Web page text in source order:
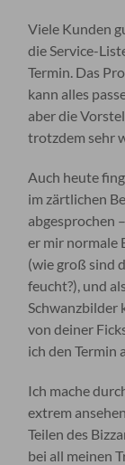
Viele Kunden
die Service-
Termin. Das
kann alles
aber die
trotzdem sehr
Auch heute
im zärtlichen
abgesprochen
er mir normale
(wie groß sind
feucht?), und
Schwanzbilder
von deiner
ich den Termin
Ich mache
extrem
Teilen des
bei all meinen